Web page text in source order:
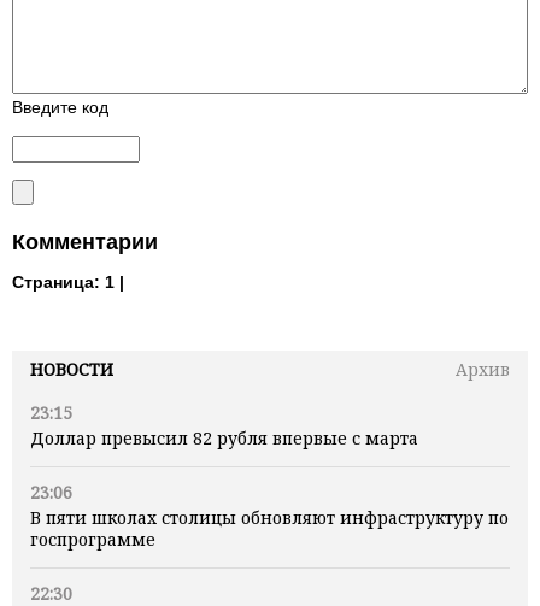
НОВОСТИ
Архив
23:15
Доллар превысил 82 рубля впервые с марта
23:06
В пяти школах столицы обновляют инфраструктуру по
госпрограмме
22:30
Введите код
Комментарии
Страница: 1 |